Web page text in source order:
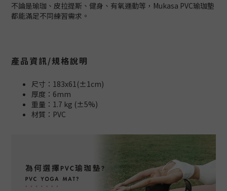
不論是瑜珈、皮拉提斯、健身、有氧運動等，Mukasa PVC瑜珈墊
都能滿足不同練習需求。
產品資訊/規格說明
尺寸：183x61(±1cm)
厚度：6mm
重量：1.7 kg (±5%)
材質：PVC